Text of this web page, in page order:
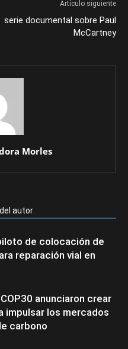
Artículo siguiente
serie documental sobre Paul
McCartney
Morles
autor
de colocación de
reparación vial en
anunciaron crear
impulsar los mercados
carbono